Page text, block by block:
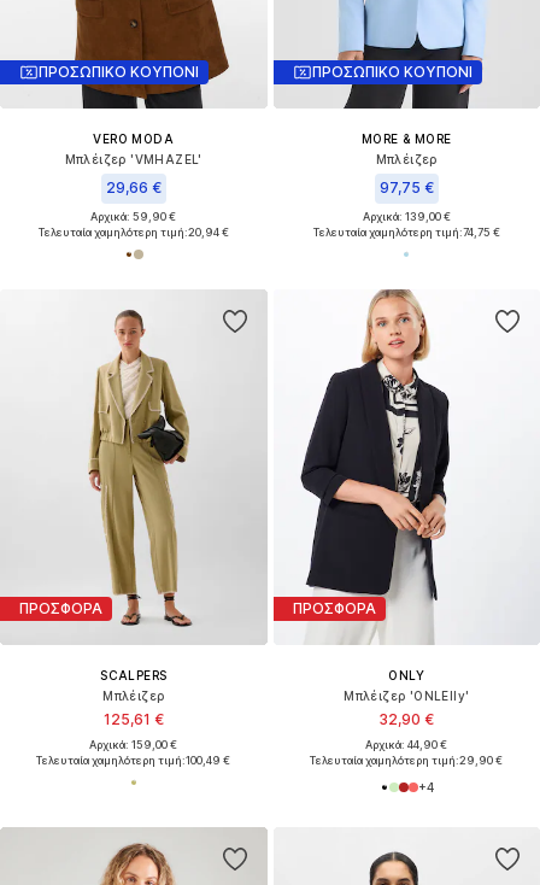
ΠΡΟΣΩΠΙΚΟ ΚΟΥΠΟΝΙ
VERO MODA
Μπλέιζερ 'VMHAZEL'
29,66 €
Αρχικά: 59,90 €
Τελευταία χαμηλότερη τιμή:20,94 €
ΠΡΟΣΩΠΙΚΟ ΚΟΥΠΟΝΙ
MORE & MORE
Μπλέιζερ
97,75 €
Αρχικά: 139,00 €
Τελευταία χαμηλότερη τιμή:74,75 €
ΠΡΟΣΦΟΡΑ
SCALPERS
Μπλέιζερ
125,61 €
Αρχικά: 159,00 €
Τελευταία χαμηλότερη τιμή:100,49 €
ΠΡΟΣΦΟΡΑ
ONLY
Μπλέιζερ 'ONLElly'
32,90 €
Αρχικά: 44,90 €
Τελευταία χαμηλότερη τιμή:29,90 €
+4